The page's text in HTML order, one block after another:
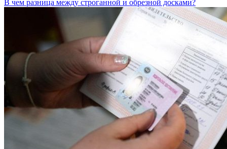
В чем разница между строганной и обрезной досками?